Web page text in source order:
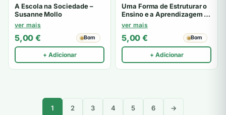
A Escola na Sociedade –
Susanne Mollo
ver mais
5,00 € Bom
+ Adicionar
Uma Forma de Estruturar o
Ensino e a Aprendizagem –
Ana Maria Domingos /
Isabel Pestana Neves /
Luisa Galhardão
ver mais
5,00 € Bom
+ Adicionar
1 2 3 4 5 6 →